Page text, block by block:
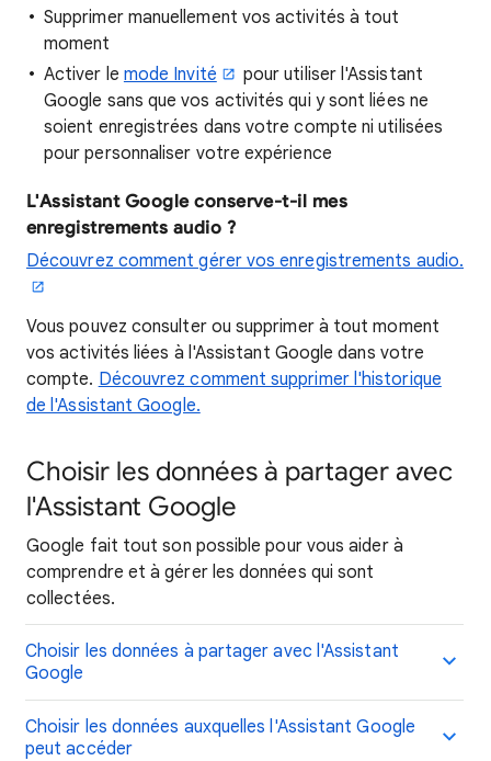
Supprimer manuellement vos activités à tout
moment
Activer le mode Invité
pour utiliser l'Assistant
Google sans que vos activités qui y sont liées ne
soient enregistrées dans votre compte ni utilisées
pour personnaliser votre expérience
L'Assistant Google conserve-t-il mes
enregistrements audio ?
Découvrez comment gérer vos enregistrements audio.
Vous pouvez consulter ou supprimer à tout moment
vos activités liées à l'Assistant Google dans votre
compte. Découvrez comment supprimer l'historique
de l'Assistant Google.
Choisir les données à partager avec
l'Assistant Google
Google fait tout son possible pour vous aider à
comprendre et à gérer les données qui sont
collectées.
Choisir les données à partager avec l'Assistant
Google
Choisir les données auxquelles l'Assistant Google
peut accéder